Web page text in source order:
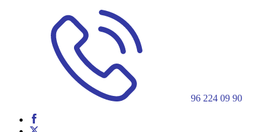
96 224 09 90